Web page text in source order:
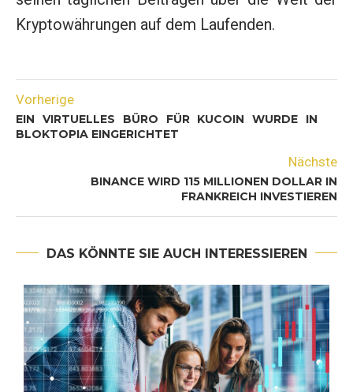
Kryptowährungen auf dem Laufenden.
Vorherige
EIN VIRTUELLES BÜRO FÜR KUCOIN WURDE IN
BLOKTOPIA EINGERICHTET
Nächste
BINANCE WIRD 115 MILLIONEN DOLLAR IN
FRANKREICH INVESTIEREN
DAS KÖNNTE SIE AUCH INTERESSIEREN